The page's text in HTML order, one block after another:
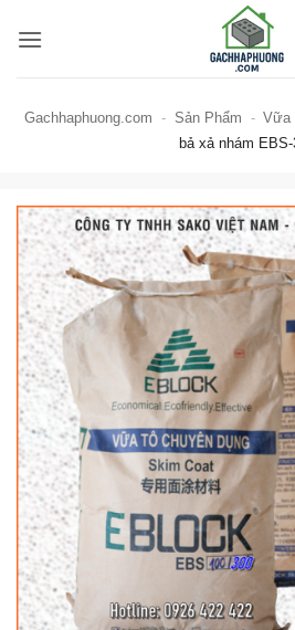
qua
Gachhaphuong.com - Sản Phẩm - Vữa
bả xả nhám